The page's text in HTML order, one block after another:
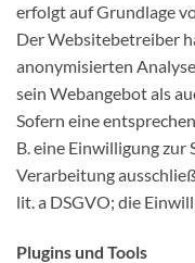
erfolgt auf Grundlage
Der Websitebetreiber
anonymisierten
sein Webangebot als
Sofern eine
B. eine Einwilligung zur
Verarbeitung
lit. a DSGVO; die
Plugins und Tools